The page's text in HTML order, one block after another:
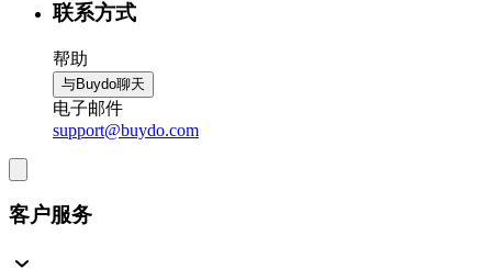
联系方式
帮助
与Buydo聊天
电子邮件
support@buydo.com
客户服务